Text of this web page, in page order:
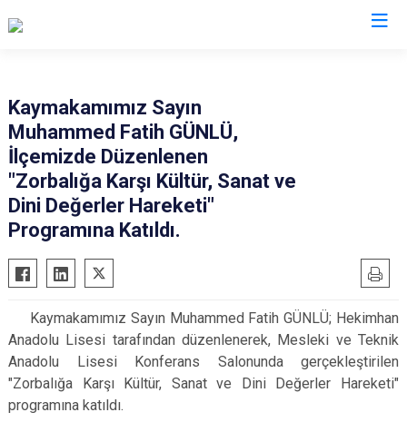
Akçadağ
Arapgir
Arguvan
Battalgazi
Darende
Doğanşehir
Doğanyol
Hekimhan
Kale
Kuluncak
Kaymakamımız Sayın
Muhammed Fatih GÜNLÜ,
İlçemizde Düzenlenen
"Zorbalığa Karşı Kültür, Sanat ve
Dini Değerler Hareketi"
Programına Katıldı.
Kaymakamımız Sayın Muhammed Fatih GÜNLÜ; Hekimhan
Anadolu Lisesi tarafından düzenlenerek, Mesleki ve Teknik
Anadolu Lisesi Konferans Salonunda gerçekleştirilen
"Zorbalığa Karşı Kültür, Sanat ve Dini Değerler Hareketi"
programına katıldı.